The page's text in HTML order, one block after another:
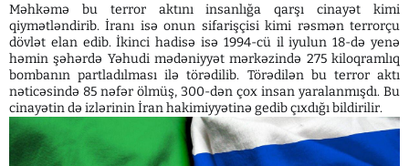
Məhkəmə bu terror aktını insanlığa qarşı cinayət kimi
qiymətləndirib. İranı isə onun sifarişçisi kimi rəsmən terrorçu
dövlət elan edib. İkinci hadisə isə 1994-cü il iyulun 18-də yenə
həmin şəhərdə Yəhudi mədəniyyət mərkəzində 275 kiloqramlıq
bombanın partladılması ilə törədilib. Törədilən bu terror aktı
nəticəsində 85 nəfər ölmüş, 300-dən çox insan yaralanmışdı. Bu
cinayətin də izlərinin İran hakimiyyətinə gedib çıxdığı bildirilir.